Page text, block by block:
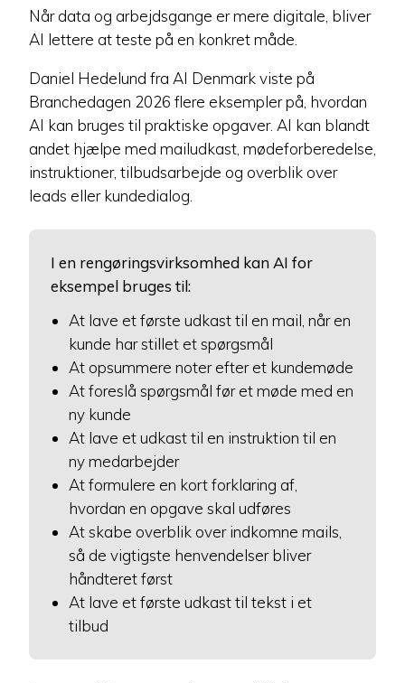
Når data og arbejdsgange er mere digitale, bliver
AI lettere at teste på en konkret måde.
Daniel Hedelund fra AI Denmark viste på
Branchedagen 2026 flere eksempler på, hvordan
AI kan bruges til praktiske opgaver. AI kan blandt
andet hjælpe med mailudkast, mødeforberedelse,
instruktioner, tilbudsarbejde og overblik over
leads eller kundedialog.
I en rengøringsvirksomhed kan AI for
eksempel bruges til:
At lave et første udkast til en mail, når en
kunde har stillet et spørgsmål
At opsummere noter efter et kundemøde
At foreslå spørgsmål før et møde med en
ny kunde
At lave et udkast til en instruktion til en
ny medarbejder
At formulere en kort forklaring af,
hvordan en opgave skal udføres
At skabe overblik over indkomne mails,
så de vigtigste henvendelser bliver
håndteret først
At lave et første udkast til tekst i et
tilbud